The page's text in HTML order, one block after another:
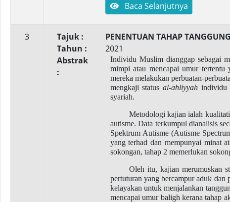
Baca Selanjutnya
3 Tajuk :
PENENTUAN TAHAP
Tahun :
2021
Abstrak
:
Individu Muslim dianggap sebagai
mimpi atau mencapai umur tertentu
mereka melakukan perbuatan-
mengkaji statusal-ahliyyah individu
syariah.
Metodologi kajian ialah
autisme. Data terkumpul dianalisis
Spektrum Autisme (Autisme
yang terhad dan mempunyai minat
sokongan, tahap 2 memerlukan
Oleh itu, kajian merumuskan
pertuturan yang bercampur aduk dan
kelayakan untuk menjalankan
mencapai umur baligh kerana tahap